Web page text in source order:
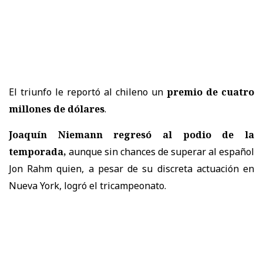
El triunfo le reportó al chileno un premio de cuatro
millones de dólares.
Joaquín Niemann regresó al podio de la
temporada, aunque sin chances de superar al español
Jon Rahm quien, a pesar de su discreta actuación en
Nueva York, logró el tricampeonato.